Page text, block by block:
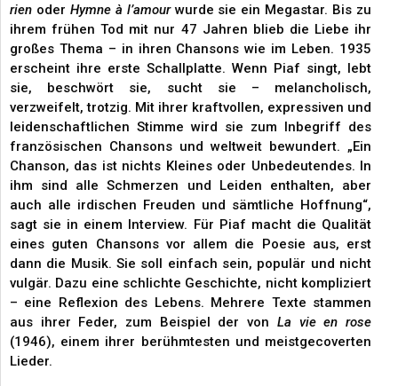
rien oder Hymne à l’amourwurde sie ein Megastar. Bis zu
ihrem frühen Tod mit nur 47 Jahren blieb die Liebe ihr
großes Thema – in ihren Chansons wie im Leben. 1935
erscheint ihre erste Schallplatte. Wenn Piaf singt, lebt
sie, beschwört sie, sucht sie – melancholisch,
verzweifelt, trotzig. Mit ihrer kraftvollen, expressiven und
leidenschaftlichen Stimme wird sie zum Inbegriff des
französischen Chansons und weltweit bewundert. „Ein
Chanson, das ist nichts Kleines oder Unbedeutendes. In
ihm sind alle Schmerzen und Leiden enthalten, aber
auch alle irdischen Freuden und sämtliche Hoffnung“,
sagt sie in einem Interview. Für Piaf macht die Qualität
eines guten Chansons vor allem die Poesie aus, erst
dann die Musik. Sie soll einfach sein, populär und nicht
vulgär. Dazu eine schlichte Geschichte, nicht kompliziert
– eine Reflexion des Lebens. Mehrere Texte stammen
aus ihrer Feder, zum Beispiel der von La vie en rose
(1946), einem ihrer berühmtesten und meistgecoverten
Lieder.